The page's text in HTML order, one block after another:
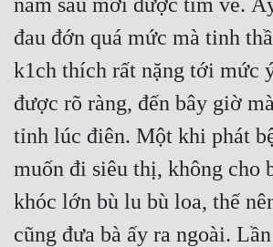
năm sau mới được tìm về.
đau đớn quá mức mà tinh
k1ch thích rất nặng tới mức
được rõ ràng, đến bây giờ
tỉnh lúc điên. Một khi phát
muốn đi siêu thị, không cho
khóc lớn bù lu bù loa, thế
cũng đưa bà ấy ra ngoài.